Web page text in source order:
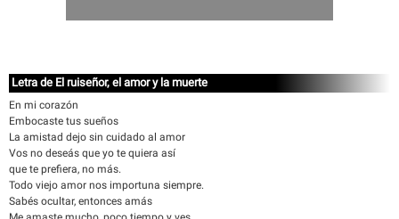
Letra de El ruiseñor, el amor y la muerte
En mi corazón
Embocaste tus sueños
La amistad dejo sin cuidado al amor
Vos no deseás que yo te quiera así
que te prefiera, no más.
Todo viejo amor nos importuna siempre.
Sabés ocultar, entonces amás